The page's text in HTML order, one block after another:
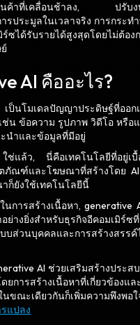
สินค้าที่เคลื่อนช้าลง, ปรับง
รประมูลในเวลาจริง การกระท
ซได้รับรายได้สูงสุดโดยไม่ต้อง
AI คืออะไร?
นโมเดลปัญญาประดิษฐ์ที่ออก
ช่น ข้อความ รูปภาพ วิดีโอ หรือ
นำและข้อมูลที่มีอยู่
แล้ว, นี่คือเทคโนโลยีที่อยู่เบื้
ตภัณฑ์และโฆษณาที่สร้างโดย
ก็ยังใช้เทคโนโลยีนี้
การสร้างเนื้อหา, generative
ย่างยิ่งสำหรับธุรกิจอีคอมเมิร์ซ
บส่วนบุคคลและการสร้างสรรค์
AI ช่วยเสริมสร้างประส
ยการสร้างเนื้อหาที่เกี่ยวข้องแล
นขณะเดียวกันก็เพิ่มความพึงพอใ
แปลง